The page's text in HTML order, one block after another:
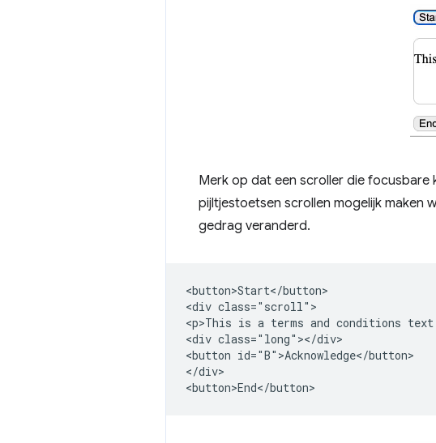
Merk op dat een scroller die focusbare
pijltjestoetsen scrollen mogelijk maken
gedrag veranderd.
<button>Start</button>
<div class="scroll">
<p>This is a terms and conditions
<div class="long"></div>
<button id="B">Acknowledge</button>
</div>